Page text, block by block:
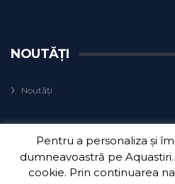
NOUTĂȚI
Noutăți
Pentru a personaliza și
dumneavoastră pe
cookie. Prin continuarea